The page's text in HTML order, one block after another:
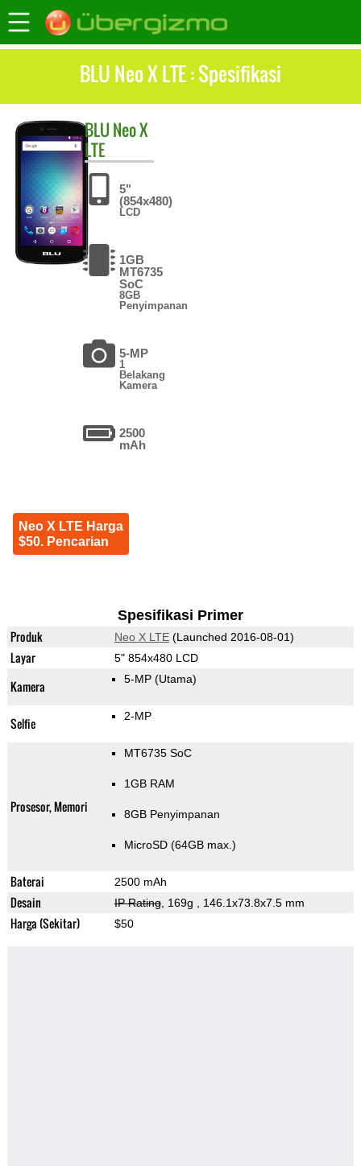
BLU Neo X LTE : Spesifikasi
BLUNeo X
LTE
5"
(854x480)
LCD
1GB
MT6735
SoC
8GB
Penyimpanan
5-MP
1
Belakang
Kamera
2500
mAh
Neo X LTE Harga
$50. Pencarian
Spesifikasi Primer
Produk Neo X LTE(Launched 2016-08-01)
Layar 5" 854x480 LCD
Kamera 5-MP (Utama)
Selfie 2-MP
Prosesor, Memori
MT6735 SoC
1GB RAM
8GB Penyimpanan
MicroSD (64GB max.)
Baterai 2500 mAh
Desain IP Rating, 169g , 146.1x73.8x7.5 mm
Harga (Sekitar) $50